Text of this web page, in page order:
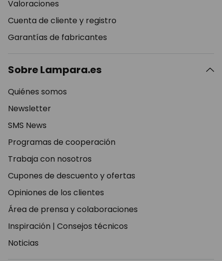
Valoraciones
Cuenta de cliente y registro
Garantías de fabricantes
Sobre Lampara.es
Quiénes somos
Newsletter
SMS News
Programas de cooperación
Trabaja con nosotros
Cupones de descuento y ofertas
Opiniones de los clientes
Área de prensa y colaboraciones
Inspiración | Consejos técnicos
Noticias